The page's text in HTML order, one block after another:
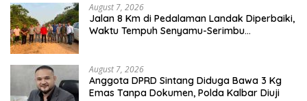
August 7, 2026
Jalan 8 Km di Pedalaman Landak Diperbaiki,
Waktu Tempuh Senyamu-Serimbu
August 7, 2026
Anggota DPRD Sintang Diduga Bawa 3 Kg
Emas Tanpa Dokumen, Polda Kalbar Diuji